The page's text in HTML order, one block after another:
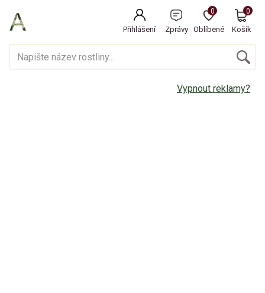
Přihlášení Zprávy Oblíbené
0
Košík
0
Vypnout reklamy?